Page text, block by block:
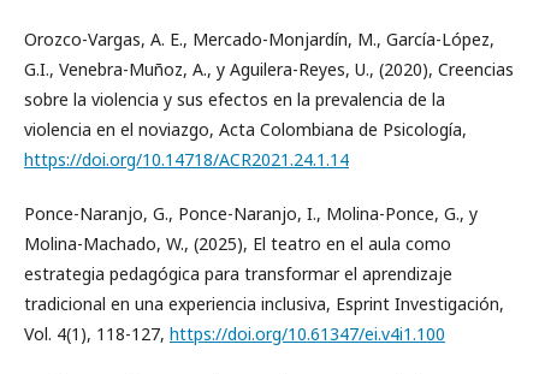
Orozco-Vargas, A. E., Mercado-Monjardín, M., García-López,
G.I., Venebra-Muñoz, A., y Aguilera-Reyes, U., (2020), Creencias
sobre la violencia y sus efectos en la prevalencia de la
violencia en el noviazgo, Acta Colombiana de Psicología,
https://doi.org/10.14718/ACR2021.24.1.14
Ponce-Naranjo, G., Ponce-Naranjo, I., Molina-Ponce, G., y
Molina-Machado, W., (2025), El teatro en el aula como
estrategia pedagógica para transformar el aprendizaje
tradicional en una experiencia inclusiva, Esprint Investigación,
Vol. 4(1), 118-127, https://doi.org/10.61347/ei.v4i1.100